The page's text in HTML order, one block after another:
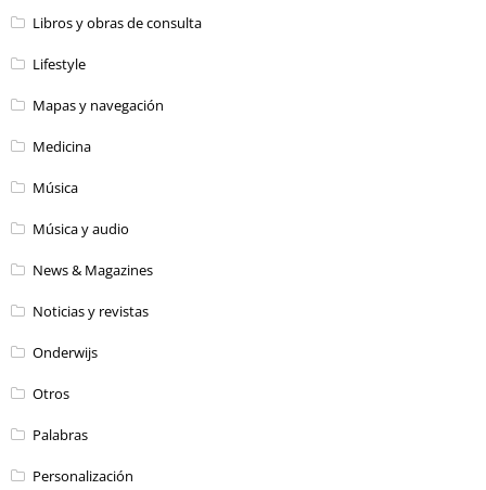
Libros y obras de consulta
Lifestyle
Mapas y navegación
Medicina
Música
Música y audio
News & Magazines
Noticias y revistas
Onderwijs
Otros
Palabras
Personalización